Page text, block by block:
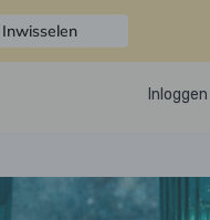
Inwisselen
Inloggen